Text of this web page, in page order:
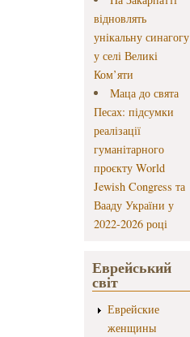
відновлять
унікальну синагогу
у селі Великі
Ком’яти
Маца до свята
Песах: підсумки
реалізації
гуманітарного
проєкту World
Jewish Congress та
Вааду України у
2022-2026 році
Еврейський
світ
Еврейские
женщины